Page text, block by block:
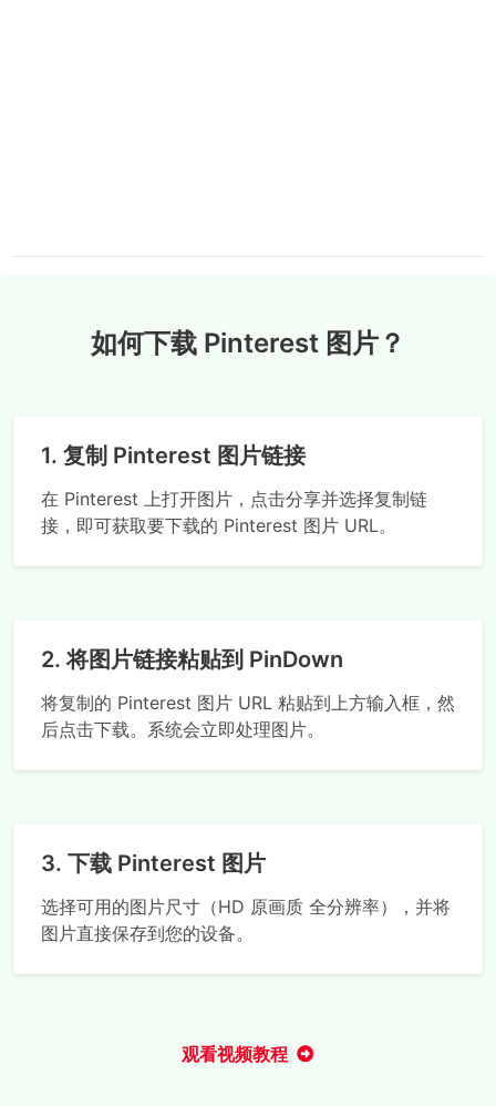
如何下载 Pinterest 图片？
1. 复制 Pinterest 图片链接
在 Pinterest 上打开图片，点击分享并选择复制链
接，即可获取要下载的 Pinterest 图片 URL。
2. 将图片链接粘贴到 PinDown
将复制的 Pinterest 图片 URL 粘贴到上方输入框，然
后点击下载。系统会立即处理图片。
3. 下载 Pinterest 图片
选择可用的图片尺寸（HD 原画质 全分辨率），并将
图片直接保存到您的设备。
观看视频教程